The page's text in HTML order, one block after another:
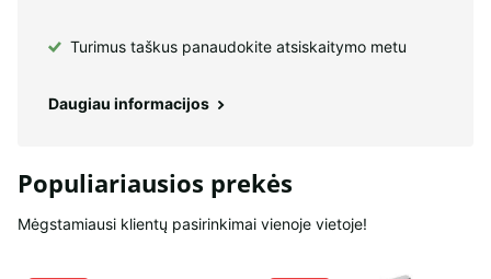
Turimus taškus panaudokite atsiskaitymo metu
Daugiau informacijos
Populiariausios prekės
Mėgstamiausi klientų pasirinkimai vienoje vietoje!